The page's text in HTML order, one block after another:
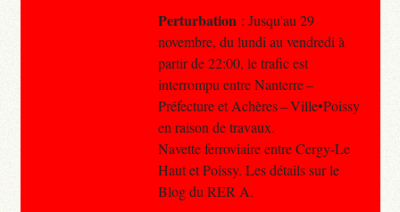
Perturbation : Jusqu'au 29
novembre, du lundi au vendredi à
partir de 22:00, le trafic est
interrompu entre Nanterre –
Préfecture et Achères – Ville•Poissy
en raison de travaux.
Navette ferroviaire entre Cergy-Le
Haut et Poissy. Les détails sur le
Blog du RER A.